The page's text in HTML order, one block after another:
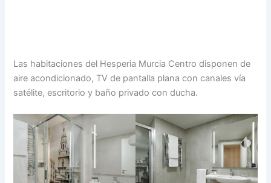
Las habitaciones del Hesperia Murcia Centro disponen de
aire acondicionado, TV de pantalla plana con canales vía
satélite, escritorio y baño privado con ducha.